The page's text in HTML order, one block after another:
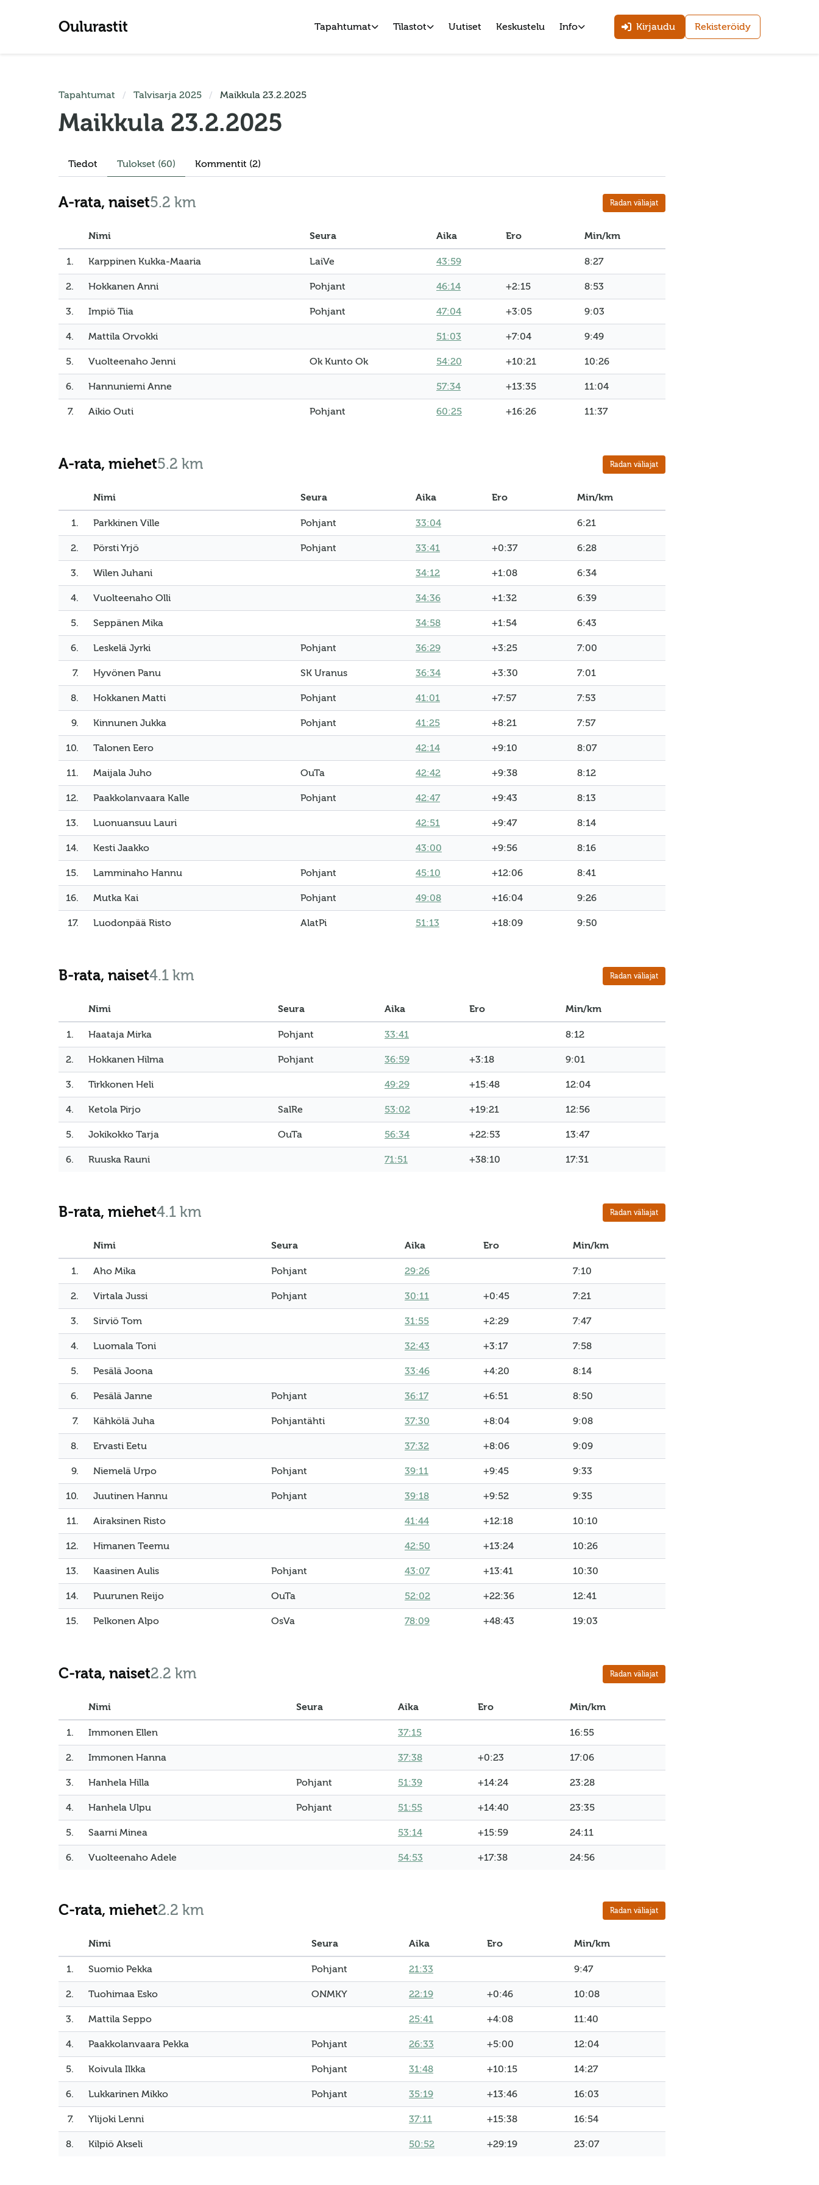
Oulurastit Tapahtumat Tilastot Uutiset Keskustelu Info Kirjaudu Rekisteröidy
Tapahtumat Talvisarja 2025 Maikkula 23.2.2025
Maikkula 23.2.2025
Tiedot Tulokset (60) Kommentit (2)
A-rata, naiset5.2 km Radan väliajat
Nimi Seura Aika Ero Min/km
1. Karppinen Kukka-Maaria LaiVe 43:59 8:27
2. Hokkanen Anni Pohjant 46:14 +2:15 8:53
3. Impiö Tiia Pohjant 47:04 +3:05 9:03
4. Mattila Orvokki 51:03 +7:04 9:49
5. Vuolteenaho Jenni Ok Kunto Ok 54:20 +10:21 10:26
6. Hannuniemi Anne 57:34 +13:35 11:04
7. Aikio Outi Pohjant 60:25 +16:26 11:37
A-rata, miehet5.2 km Radan väliajat
Nimi Seura Aika Ero Min/km
1. Parkkinen Ville Pohjant 33:04 6:21
2. Pörsti Yrjö Pohjant 33:41 +0:37 6:28
3. Wilen Juhani 34:12 +1:08 6:34
4. Vuolteenaho Olli 34:36 +1:32 6:39
5. Seppänen Mika 34:58 +1:54 6:43
6. Leskelä Jyrki Pohjant 36:29 +3:25 7:00
7. Hyvönen Panu SK Uranus 36:34 +3:30 7:01
8. Hokkanen Matti Pohjant 41:01 +7:57 7:53
9. Kinnunen Jukka Pohjant 41:25 +8:21 7:57
10. Talonen Eero 42:14 +9:10 8:07
11. Maijala Juho OuTa 42:42 +9:38 8:12
12. Paakkolanvaara Kalle Pohjant 42:47 +9:43 8:13
13. Luonuansuu Lauri 42:51 +9:47 8:14
14. Kesti Jaakko 43:00 +9:56 8:16
15. Lamminaho Hannu Pohjant 45:10 +12:06 8:41
16. Mutka Kai Pohjant 49:08 +16:04 9:26
17. Luodonpää Risto AlatPi 51:13 +18:09 9:50
B-rata, naiset4.1 km Radan väliajat
Nimi Seura Aika Ero Min/km
1. Haataja Mirka Pohjant 33:41 8:12
2. Hokkanen Hilma Pohjant 36:59 +3:18 9:01
3. Tirkkonen Heli 49:29 +15:48 12:04
4. Ketola Pirjo SalRe 53:02 +19:21 12:56
5. Jokikokko Tarja OuTa 56:34 +22:53 13:47
6. Ruuska Rauni 71:51 +38:10 17:31
B-rata, miehet4.1 km Radan väliajat
Nimi Seura Aika Ero Min/km
1. Aho Mika Pohjant 29:26 7:10
2. Virtala Jussi Pohjant 30:11 +0:45 7:21
3. Sirviö Tom 31:55 +2:29 7:47
4. Luomala Toni 32:43 +3:17 7:58
5. Pesälä Joona 33:46 +4:20 8:14
6. Pesälä Janne Pohjant 36:17 +6:51 8:50
7. Kähkölä Juha Pohjantähti 37:30 +8:04 9:08
8. Ervasti Eetu 37:32 +8:06 9:09
9. Niemelä Urpo Pohjant 39:11 +9:45 9:33
10. Juutinen Hannu Pohjant 39:18 +9:52 9:35
11. Airaksinen Risto 41:44 +12:18 10:10
12. Himanen Teemu 42:50 +13:24 10:26
13. Kaasinen Aulis Pohjant 43:07 +13:41 10:30
14. Puurunen Reijo OuTa 52:02 +22:36 12:41
15. Pelkonen Alpo OsVa 78:09 +48:43 19:03
C-rata, naiset2.2 km Radan väliajat
Nimi Seura Aika Ero Min/km
1. Immonen Ellen 37:15 16:55
2. Immonen Hanna 37:38 +0:23 17:06
3. Hanhela Hilla Pohjant 51:39 +14:24 23:28
4. Hanhela Ulpu Pohjant 51:55 +14:40 23:35
5. Saarni Minea 53:14 +15:59 24:11
6. Vuolteenaho Adele 54:53 +17:38 24:56
C-rata, miehet2.2 km Radan väliajat
Nimi Seura Aika Ero Min/km
1. Suomio Pekka Pohjant 21:33 9:47
2. Tuohimaa Esko ONMKY 22:19 +0:46 10:08
3. Mattila Seppo 25:41 +4:08 11:40
4. Paakkolanvaara Pekka Pohjant 26:33 +5:00 12:04
5. Koivula Ilkka Pohjant 31:48 +10:15 14:27
6. Lukkarinen Mikko Pohjant 35:19 +13:46 16:03
7. Ylijoki Lenni 37:11 +15:38 16:54
8. Kilpiö Akseli 50:52 +29:19 23:07